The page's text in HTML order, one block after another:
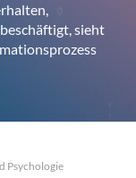
sieht
Psychologie